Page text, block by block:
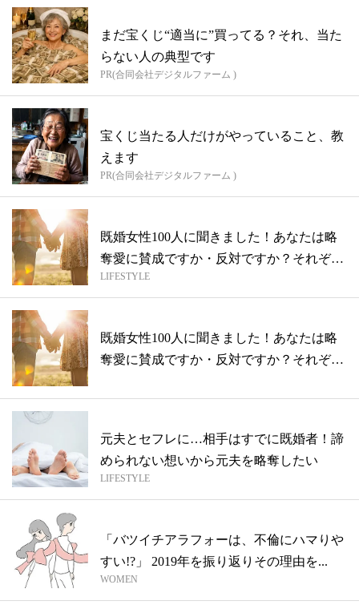
まだ宝くじ“適当に”買ってる？それ、当た
らない人の典型です
PR(合同会社デジタルファーム )
宝くじ当たる人だけがやっていること、教
えます
PR(合同会社デジタルファーム )
既婚女性100人に聞きました！あなたは略
奪愛に賛成ですか・反対ですか？それぞれ
の...
LIFESTYLE
既婚女性100人に聞きました！あなたは略
奪愛に賛成ですか・反対ですか？それぞれ
元夫とセフレに…相手はすでに既婚者！諦
められない想いから元夫を略奪したい
LIFESTYLE
「バツイチアラフォーは、不倫にハマりや
すい!?」 2019年を振り返りその理由を...
WOMEN